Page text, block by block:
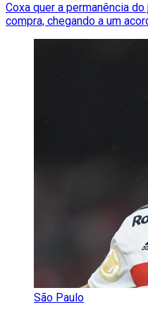
Coxa quer a permanência
compra, chegando a um
São Paulo